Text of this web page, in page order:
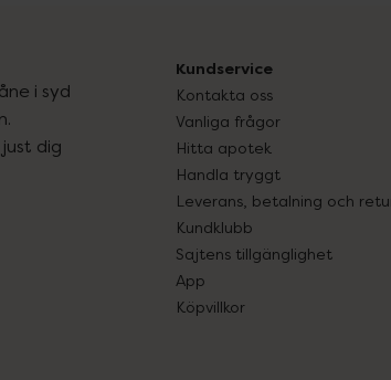
i syd
dig
Kundservice
Kontakta oss
Vanliga frågor
Hitta apotek
Handla tryggt
Leverans, betalning och
Kundklubb
Sajtens tillgänglighet
App
Köpvillkor